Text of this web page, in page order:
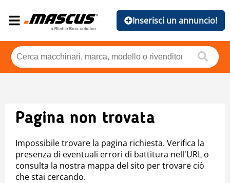
Inserisci un annuncio!
Pagina non trovata
Impossibile trovare la pagina richiesta. Verifica la
presenza di eventuali errori di battitura nell'URL o
consulta la nostra mappa del sito per trovare ciò
che stai cercando.